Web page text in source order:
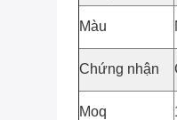
Màu
Chứng nhận
Moq